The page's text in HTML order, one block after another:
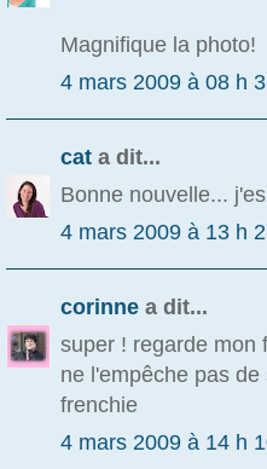
Magnifique la photo!
4 mars 2009 à 08 h
cat a dit...
Bonne nouvelle...
4 mars 2009 à 13 h
corinne a dit...
super ! regarde mon
ne l'empêche pas
frenchie
4 mars 2009 à 14 h